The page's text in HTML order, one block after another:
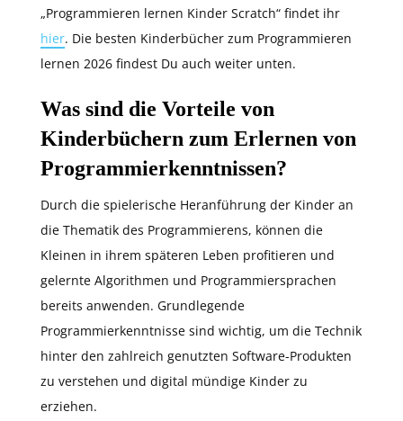
„Programmieren lernen Kinder Scratch“ findet ihr
hier. Die besten Kinderbücher zum Programmieren
lernen 2026 findest Du auch weiter unten.
Was sind die Vorteile von
Kinderbüchern zum Erlernen von
Programmierkenntnissen?
Durch die spielerische Heranführung der Kinder an
die Thematik des Programmierens, können die
Kleinen in ihrem späteren Leben profitieren und
gelernte Algorithmen und Programmiersprachen
bereits anwenden. Grundlegende
Programmierkenntnisse sind wichtig, um die Technik
hinter den zahlreich genutzten Software-Produkten
zu verstehen und digital mündige Kinder zu
erziehen.